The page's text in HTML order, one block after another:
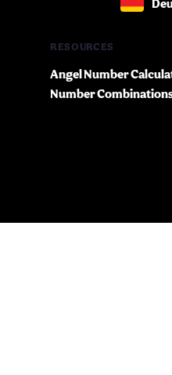
RESOURCES
Angel Number
Number